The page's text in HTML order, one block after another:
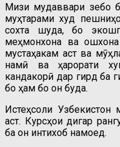
Мизи мудаввари зебо
муҳтарами худ
сохта шуда, бо
меҳмонхона ва
мустаҳакам аст ва
намӣ ва ҳарорати
кандакорӣ дар гирд ба
бо ҳам бо он буда.
Истеҳсоли
аст. Курсҳои дигар
ба он интихоб намоед.